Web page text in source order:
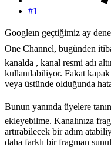
#1
Googleın geçtiğimiz ay
One Channel, bugünden
kanalda , kanal resmi adı
kullanılabiliyor. Fakat
veya üstünde olduğunda
Bunun yanında üyelere
ekleyebilme. Kanalınıza
artırabilecek bir adım
daha farklı bir fragman